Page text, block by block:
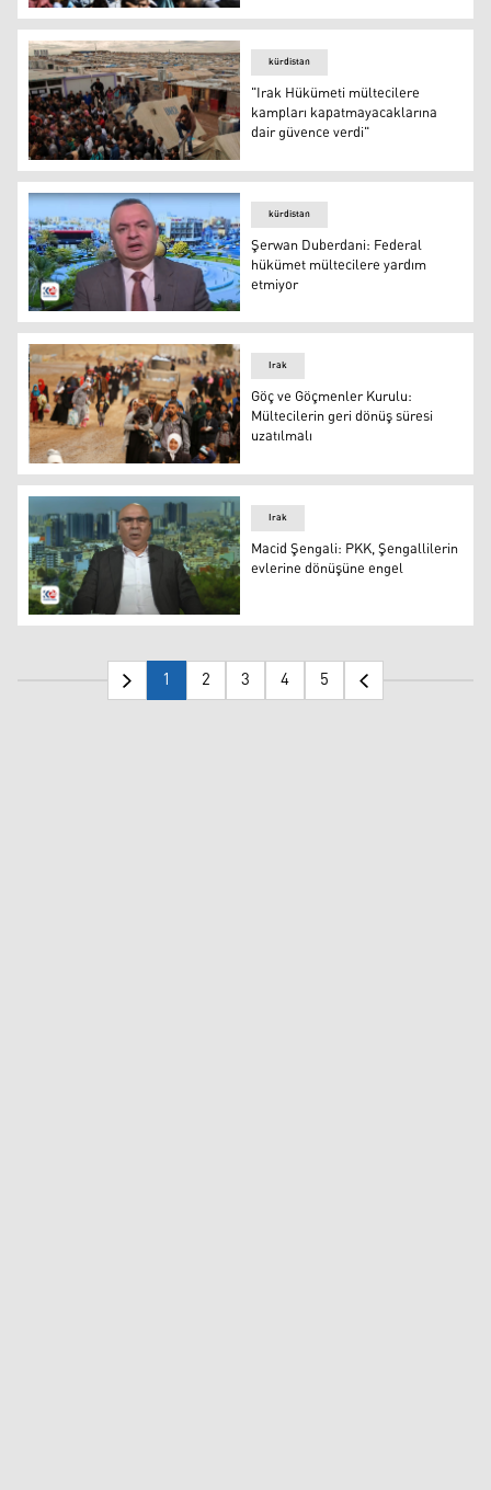
Bakan Yerlikaya'dan "kayıp Suriyeliler" açıklaması
Arşiv
kürdistan
"Irak Hükümeti mültecilere
kampları kapatmayacaklarına
dair güvence verdi"
Şerwan Duberdani: Federal hükümet mültecilere
kürdistan
Şerwan Duberdani: Federal
hükümet mültecilere yardım
etmiyor
Göç ve Göçmenler Kurulu: Mültecilerin geri dönüş
Irak
Göç ve Göçmenler Kurulu:
Mültecilerin geri dönüş süresi
uzatılmalı
Macid Şengali: PKK, Şengallilerin evlerine dönüşüne
Irak
Macid Şengali: PKK, Şengallilerin
evlerine dönüşüne engel
1 2 3 4 5